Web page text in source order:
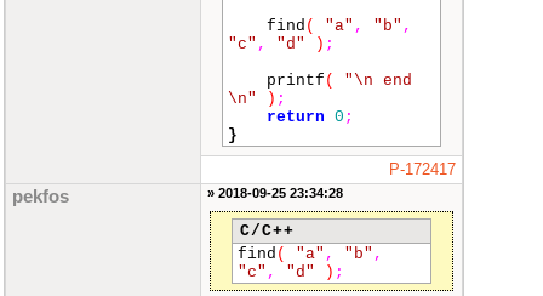
find ( "a" , "b" ,
"c" , "d" ) ;
printf (
"\n end
\n"
) ;
return 0 ;
}
P-172417
pekfos » 2018-09-25 23:34:28
C/C++
find ( "a" , "b" ,
"c" , "d" ) ;